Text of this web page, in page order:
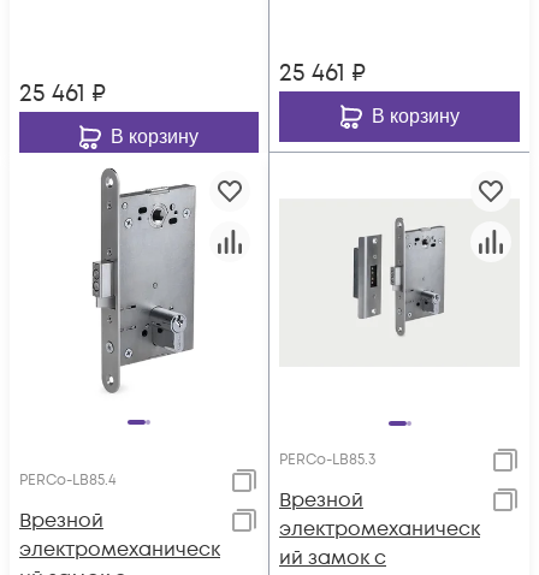
нормально
открытый,
межцентровое
расстояние 85 мм
25 461 ₽
В корзину
нормально
закрытый,
межцентровое
25 461 ₽
В корзину
PERCo-LB85.4
Врезной
электромеханическ
PERCo-LB85.3
Врезной
электромеханическ
ий замок с